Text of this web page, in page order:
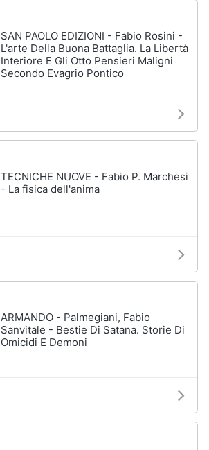
SAN PAOLO EDIZIONI - Fabio Rosini -
L'arte Della Buona Battaglia. La Libertà
Interiore E Gli Otto Pensieri Maligni
Secondo Evagrio Pontico
TECNICHE NUOVE - Fabio P. Marchesi
- La fisica dell'anima
ARMANDO - Palmegiani, Fabio
Sanvitale - Bestie Di Satana. Storie Di
Omicidi E Demoni